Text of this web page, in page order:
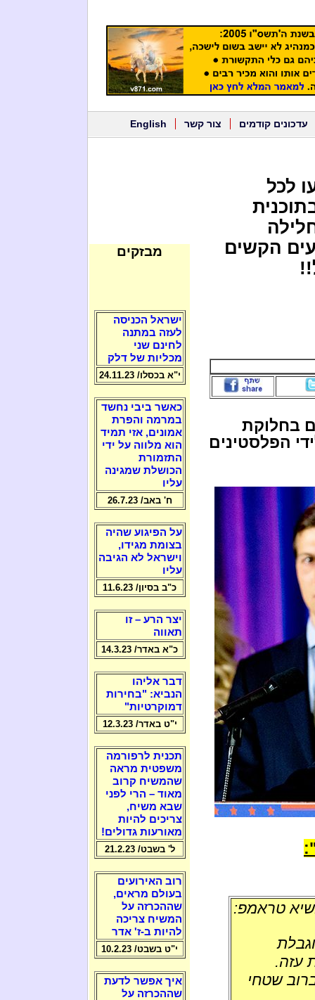
עדכונים קודמים צור קשר English
לכל
הקשים
בחלוקת
הפלסטינים
עזה.
שטחי
מבזקים
ישראל הכניסה
לעזה במתנה
לחינם שני
מכליות של דלק
י"א בכסלו/ 24.11.23
כאשר ביבי נחשד
במרמה והפרת
אמונים, אזי תמיד
הוא מלווה על ידי
התזמורת
הכושלת שמגינה
עליו
ח' באב/ 26.7.23
על הפיגוע שהיה
בצומת מגידו,
וישראל לא הגיבה
עליו
כ"ב בסיון/ 11.6.23
יצר הרע – זו
תאווה
כ"א באדר/ 14.3.23
דבר אליהו
הנביא: "בחירות
דמוקרטיות"
י"ט באדר/ 12.3.23
תכנית לרפורמה
משפטית מראה
שהמשיח קרוב
מאוד – הרי לפני
שבא משיח,
צריכים להיות
מאורעות גדולים!
ל' בשבט/ 21.2.23
רוב האירועים
בעולם מראים,
שההכרזה על
המשיח צריכה
להיות ב-ז' אדר
י"ט בשבט/ 10.2.23
איך אפשר לדעת
שההכרזה על